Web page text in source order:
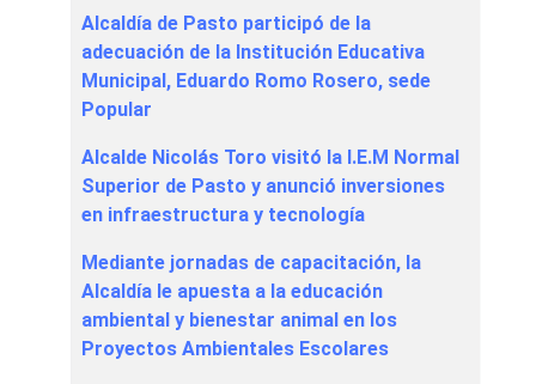
Alcaldía de Pasto participó de la
adecuación de la Institución Educativa
Municipal, Eduardo Romo Rosero, sede
Popular
Alcalde Nicolás Toro visitó la I.E.M Normal
Superior de Pasto y anunció inversiones
en infraestructura y tecnología
Mediante jornadas de capacitación, la
Alcaldía le apuesta a la educación
ambiental y bienestar animal en los
Proyectos Ambientales Escolares